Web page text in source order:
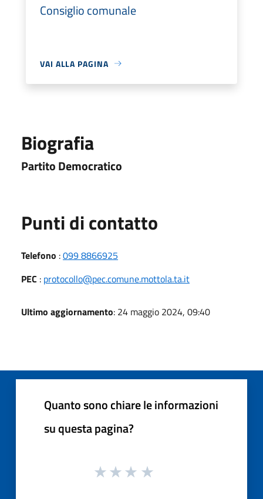
Consiglio comunale
VAI ALLA PAGINA
Biografia
Partito Democratico
Punti di contatto
Telefono :099 8866925
PEC : protocollo@pec.comune.mottola.ta.it
Ultimo aggiornamento: 24 maggio 2024, 09:40
Quanto sono chiare le informazioni
su questa pagina?